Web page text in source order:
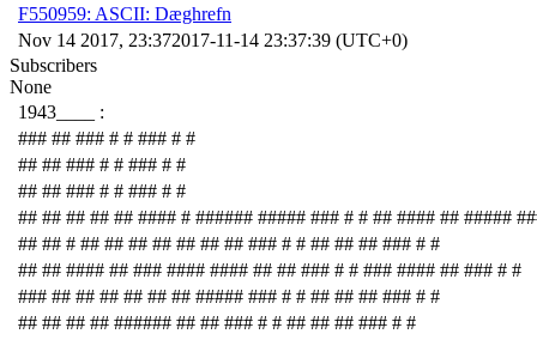
F550959: ASCII: Dæghrefn
Nov 14 2017, 23:372017-11-14 23:37:39 (UTC+0)
Subscribers
None
1943____ :
### ## ### # # ### # #
## ## ### # # ### # #
## ## ### # # ### # #
## ## ## ## ## #### # ###### ##### ### # # ## #### ## #####
## ## # ## ## ## ## ## ## ## ### # # ## ## ## ### # #
## ## #### ## ### #### #### ## ## ### # # ### #### ## ### # #
### ## ## ## ## ## ## ##### ### # # ## ## ## ### # #
## ## ## ## ###### ## ## ### # # ## ## ## ### # #